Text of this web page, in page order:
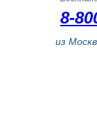
8-
из